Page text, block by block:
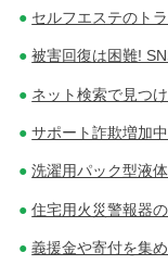
セルフエステのト
被害回復は困難!
ネット検索で見つ
サポート詐欺増加
洗濯用パック型液
住宅用火災警報器
義援金や寄付を集